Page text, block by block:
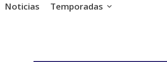
Noticias Temporadas